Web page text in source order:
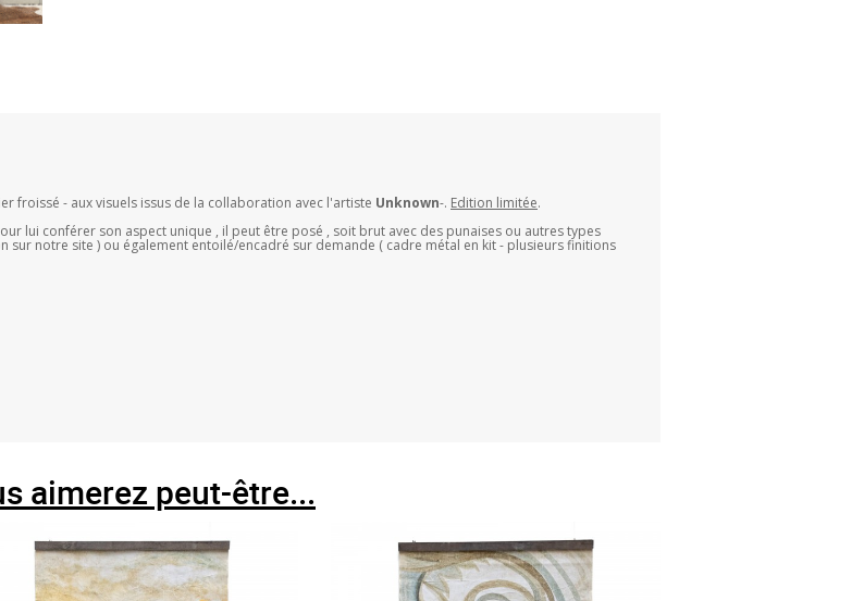
froissé - aux visuels issus de la collaboration avec l'artiste Unknown-. Edition limitée.
lui conférer son aspect unique , il peut être posé , soit brut avec des punaises ou autres types
sur notre site ) ou également entoilé/encadré sur demande ( cadre métal en kit - plusieurs finitions
aimerez peut-être...